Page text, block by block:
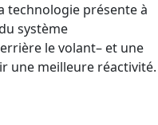
technologie présente à
système
le volant– et une
une meilleure réactivité.